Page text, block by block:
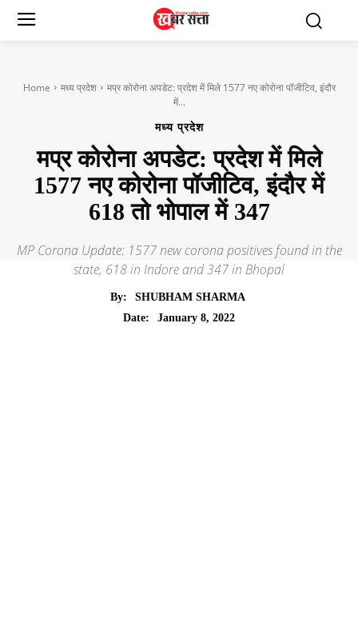
Home मध्य प्रदेश
मप्र कोरोना अपडेट: प्रदेश में मिले 1577 नए कोरोना पॉजीटिव, इंदौर
में...
मध्य प्रदेश
मप्र कोरोना अपडेट: प्रदेश में मिले
1577 नए कोरोना पॉजीटिव, इंदौर में
618 तो भोपाल में 347
MP Corona Update: 1577 new corona positives found in the
state, 618 in Indore and 347 in Bhopal
By:
SHUBHAM SHARMA
Date:
January 8, 2022